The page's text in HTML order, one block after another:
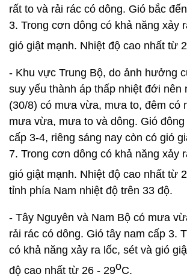
rất to và rải rác có dông. Gió bắc
3. Trong cơn dông có khả năng xảy
gió giật mạnh. Nhiệt độ cao nhất từ
- Khu vực Trung Bộ, do ảnh hưởng
suy yếu thành áp thấp nhiệt đới nên
(30/8) có mưa vừa, mưa to, đêm có
mưa vừa, mưa to và dông. Gió đông
cấp 3-4, riêng sáng nay còn có gió
7. Trong cơn dông có khả năng xảy
gió giật mạnh. Nhiệt độ cao nhất từ
tỉnh phía Nam nhiệt độ trên 33 độ.
- Tây Nguyên và Nam Bộ có mưa
rải rác có dông. Gió tây nam cấp 3.
có khả năng xảy ra lốc, sét và gió
độ cao nhất từ 26 - 29oC.